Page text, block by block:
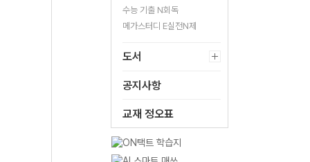
수능 기출 N회독
메가스터디 E실전N제
도서
공지사항
교재 정오표